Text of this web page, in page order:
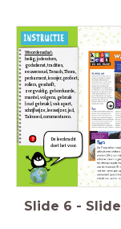
Woordenschat:
heilig, jodendom,
godsdienst,tradities,
eeuwenoud, Tenach, Thora,
perkament,koosjer, profeet,
rollers, geschrift,
zorgvuldig, geborduurde,
mantel, volgens, gebruik
(oud gebruik),vak apart,
schrijfwijze, leeswijzer, jad,
Talmoed,commentaren.
De leerkracht
doet het voor.
Slide 6 - Slide